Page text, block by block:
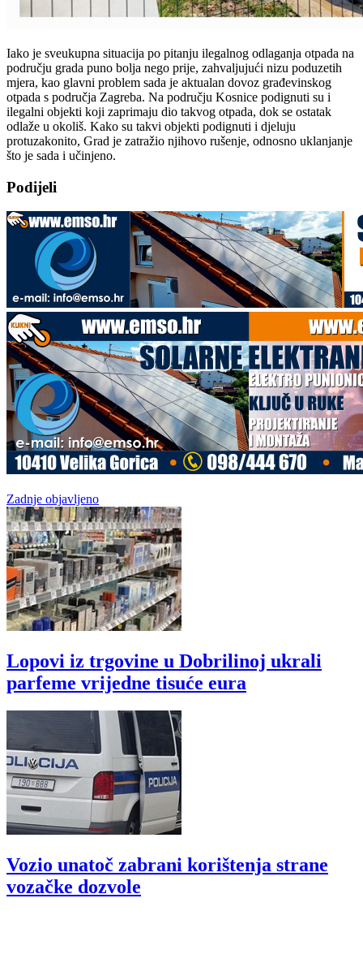
Iako je sveukupna situacija po pitanju ilegalnog odlaganja otpada na
području grada puno bolja nego prije, zahvaljujući nizu poduzetih
mjera, kao glavni problem sada je aktualan dovoz građevinskog
otpada s područja Zagreba. Na području Kosnice podignuti su i
ilegalni objekti koji zaprimaju dio takvog otpada, dok se ostatak
odlaže u okoliš. Kako su takvi objekti podignuti i djeluju
protuzakonito, Grad je zatražio njihovo rušenje, odnosno uklanjanje
što je sada i učinjeno.
Podijeli
Zadnje objavljeno
Lopovi iz trgovine u Dobrilinoj ukrali
parfeme vrijedne tisuće eura
Vozio unatoč zabrani korištenja strane
vozačke dozvole